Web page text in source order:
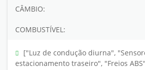
CÂMBIO:
COMBUSTÍVEL:
["Luz de condução diurna",
estacionamento traseiro", "Freios